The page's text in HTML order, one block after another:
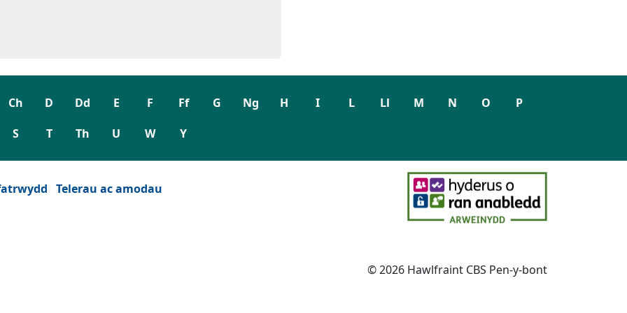
Ch D Dd E F Ff G Ng H I L Ll M N O P
S T Th U W Y
Telerau ac amodau
© 2026 Hawlfraint CBS Pen-y-bont